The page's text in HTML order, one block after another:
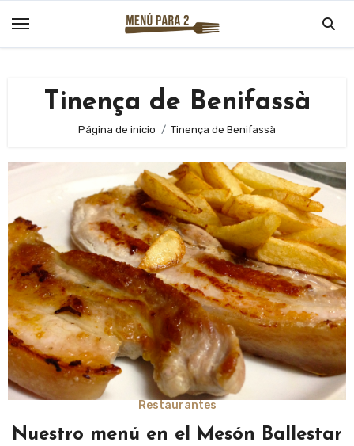
Tinença de Benifassà
Página de inicio Tinença de Benifassà
Restaurantes
Nuestro menú en el Mesón Ballestar